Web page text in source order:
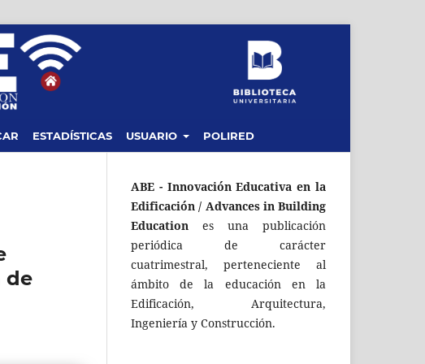
ESTADÍSTICAS USUARIO POLIRED
de
ABE - Innovación Educativa en la
Edificación / Advances in Building
Education es una publicación
periódica de carácter
cuatrimestral, perteneciente al
ámbito de la educación en la
Edificación, Arquitectura,
Ingeniería y Construcción.